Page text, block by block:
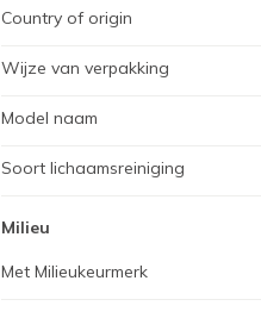
Country of origin
Wijze van verpakking
Model naam
Soort lichaamsreiniging
Milieu
Met Milieukeurmerk